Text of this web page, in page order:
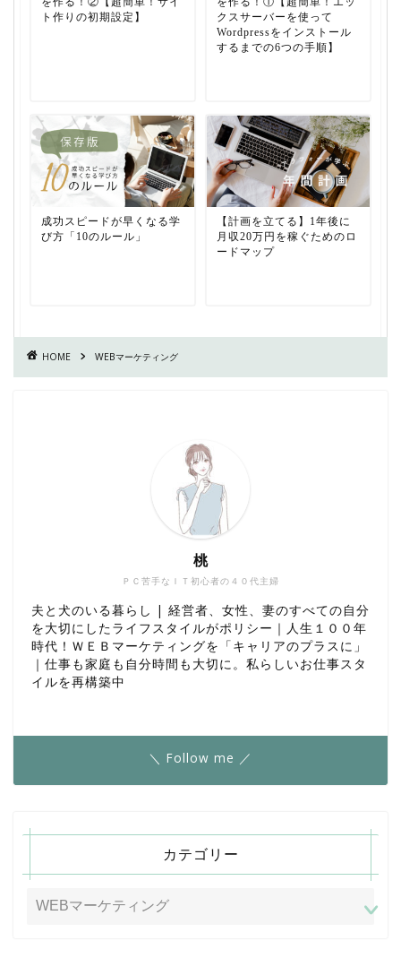
ト作りの初期設定】
クスサーバーを使って
Wordpressをインストール
するまでの6つの手順】
成功スピードが早くなる学
び方「10のルール」
【計画を立てる】1年後に
月収20万円を稼ぐためのロ
ードマップ
HOME WEBマーケティング
ＰＣ苦手なＩＴ初心者の４０代主婦
桃
夫と犬のいる暮らし | 経営者、女性、妻のすべての自分
を大切にしたライフスタイルがポリシー｜人生１００年
時代！ＷＥＢマーケティングを「キャリアのプラスに」
｜仕事も家庭も自分時間も大切に。私らしいお仕事スタ
イルを再構築中
＼ Follow me ／
カテゴリー